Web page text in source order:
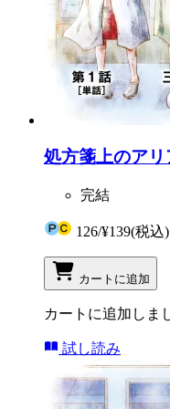
処方箋上のアリ
完結
126/¥139(税込)
カートに追加
カートに追加しま
試し読み